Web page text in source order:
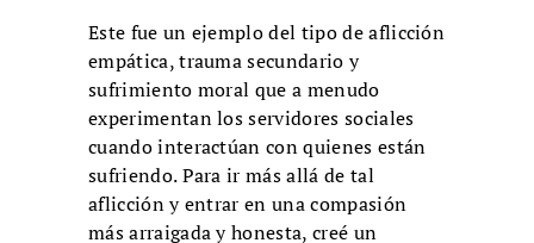
Este fue un ejemplo del tipo de aflicción
empática, trauma secundario y
sufrimiento moral que a menudo
experimentan los servidores sociales
cuando interactúan con quienes están
sufriendo. Para ir más allá de tal
aflicción y entrar en una compasión
más arraigada y honesta, creé un